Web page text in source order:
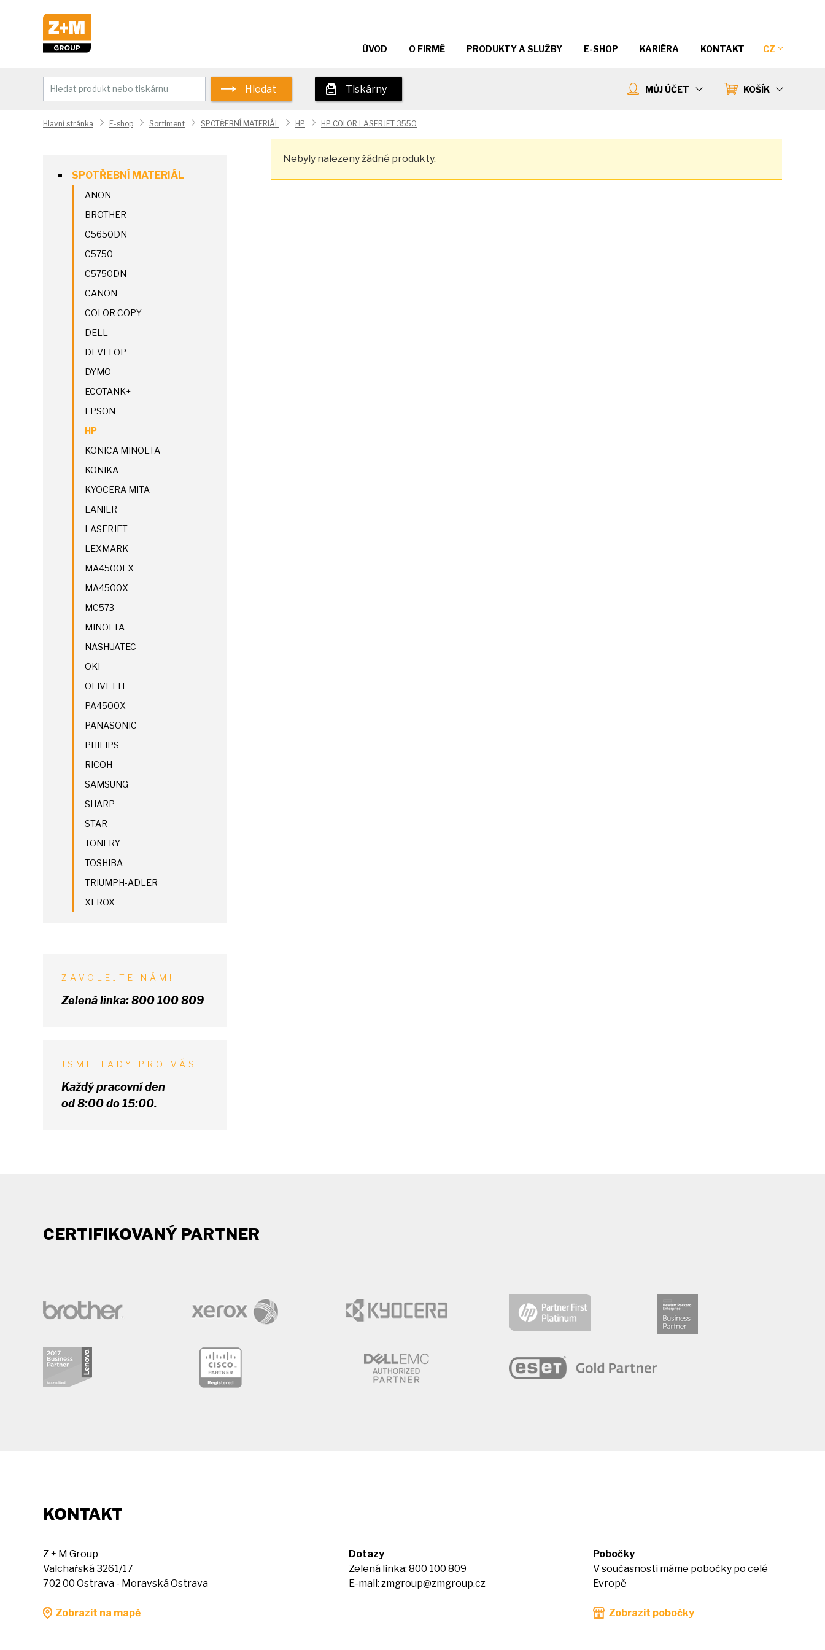
CZ
ÚVOD O FIRMĚ PRODUKTY A SLUŽBY E-SHOP KARIÉRA KONTAKT
Hledat Tiskárny KOŠÍK
MŮJ ÚČET
Hlavní stránka E-shop Sortiment SPOTŘEBNÍ MATERIÁL HP HP COLOR LASERJET 3550
Nebyly nalezeny žádné produkty.
SPOTŘEBNÍ MATERIÁL
ANON
BROTHER
C5650DN
C5750
C5750DN
CANON
COLOR COPY
DELL
DEVELOP
DYMO
ECOTANK+
EPSON
HP
KONICA MINOLTA
KONIKA
KYOCERA MITA
LANIER
LASERJET
LEXMARK
MA4500FX
MA4500X
MC573
MINOLTA
NASHUATEC
OKI
OLIVETTI
PA4500X
PANASONIC
PHILIPS
RICOH
SAMSUNG
SHARP
STAR
TONERY
TOSHIBA
TRIUMPH-ADLER
XEROX
ZAVOLEJTE NÁM!
Zelená linka:800 100 809
JSME TADY PRO VÁS
Každý pracovní den
od 8:00 do 15:00.
CERTIFIKOVANÝ PARTNER
KONTAKT
Z + M Group
Valchařská 3261/17
702 00 Ostrava - Moravská Ostrava
Zobrazit na mapě
Dotazy
Zelená linka: 800 100 809
E-mail: zmgroup@zmgroup.cz
Pobočky
V současnosti máme pobočky po celé
Evropě
Zobrazit pobočky